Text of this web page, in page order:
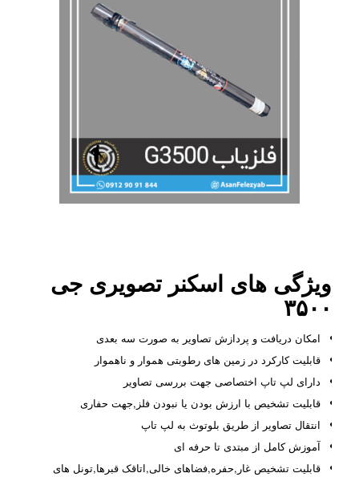
ویژگی های اسکنر تصویری جی
۳۵۰۰
امکان دریافت و پردازش تصاویر به صورت سه بعدی
قابلیت کارکرد در زمین های رطوبتی هموار و ناهموار
دارای لپ تاپ اختصاصی جهت بررسی تصاویر
قابلیت تشخیص با ارزش بودن یا نبودن فلز,جهت حفاری
انتقال تصاویر از طریق بلوتوث به لپ تاپ
آموزش کامل از مبتدی تا حرفه ای
قابلیت تشخیص غار,حفره,فضاهای خالی,اتاقک قبرها,تونل های